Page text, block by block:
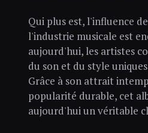
Qui plus est, l'influence
l'industrie musicale est
aujourd'hui, les artistes
du son et du style uniques
Grâce à son attrait
popularité durable, cet
aujourd'hui un véritable